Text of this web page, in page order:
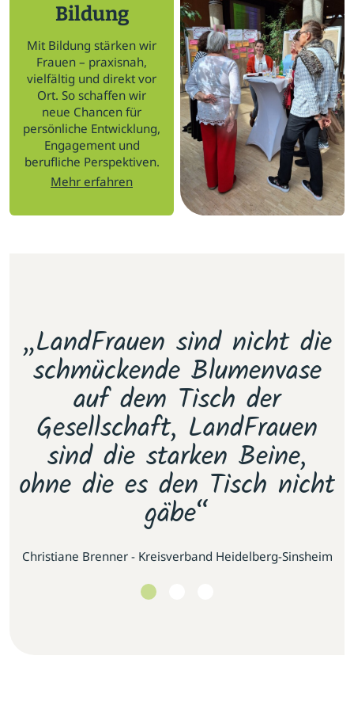
Bildung
Mit Bildung stärken wir
Frauen – praxisnah,
vielfältig und direkt vor
Ort. So schaffen wir
neue Chancen für
persönliche Entwicklung,
Engagement und
berufliche Perspektiven.
Mehr erfahren
„LandFrauen sind nicht die
schmückende Blumenvase
auf dem Tisch der
Gesellschaft, LandFrauen
sind die starken Beine,
ohne die es den Tisch nicht
gäbe“
Christiane Brenner - Kreisverband Heidelberg-Sinsheim